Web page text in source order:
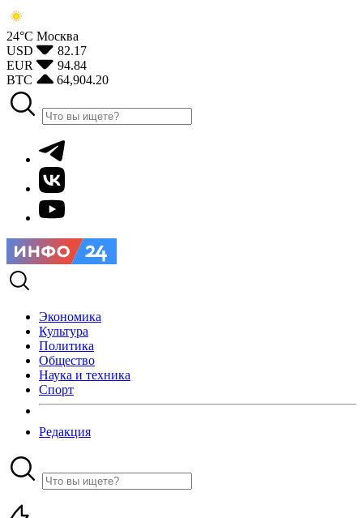
24°С Москва
USD
82.17
EUR
94.84
BTC
64,904.20
Экономика
Культура
Политика
Общество
Наука и техника
Спорт
Редакция